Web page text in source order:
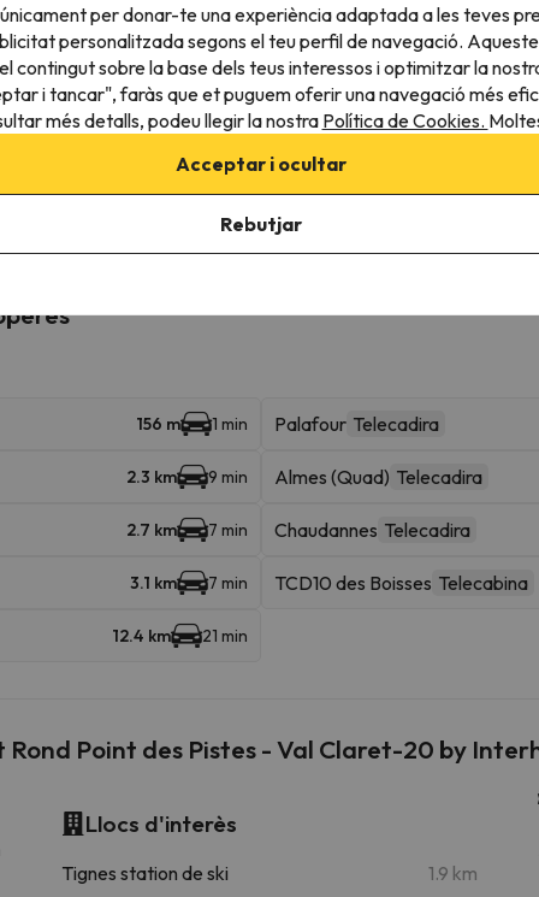
156 m 1 min Palafour Telecadira
2.3 km 9 min Almes (Quad) Telecadira
2.7 km 7 min Chaudannes Telecadira
3.1 km 7 min TCD10 des Boisses Telecabina
12.4 km 21 min
Point des Pistes - Val Claret-20 by
Llocs d'interès
Tignes station de ski 1.9 km
per donar-te una experiència adaptada a les teves
personalitzada segons el teu perfil de navegació.
contingut sobre la base dels teus interessos i optimitzar la
i tancar", faràs que et puguem oferir una navegació més
més detalls, podeu llegir la nostra Política de Cookies.
Acceptar i ocultar
Rebutjar